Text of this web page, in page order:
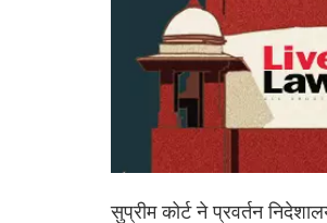
सुप्रीम कोर्ट ने प्रवर्तन